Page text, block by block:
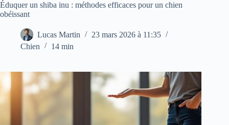
Éduquer un shiba inu : méthodes efficaces pour un chien
obéissant
Lucas Martin
23 mars 2026 à 11:35
Chien
14 min